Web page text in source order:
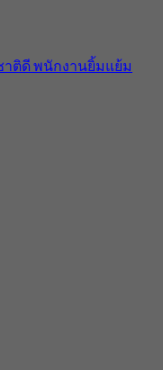
าติดี พนักงานยิ้มแย้ม